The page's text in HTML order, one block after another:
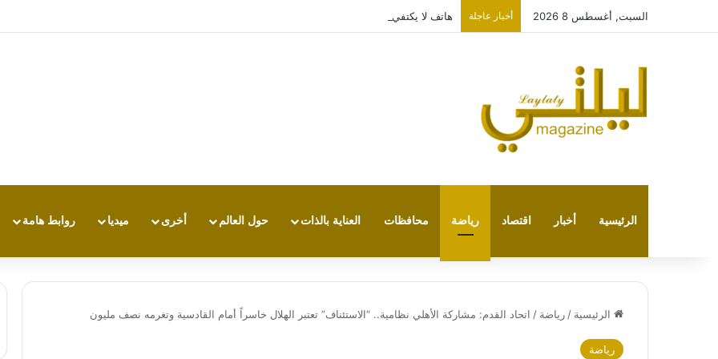
السبت, أغسطس 8 2026 أخبار عاجلة هاتف لا يكتفي بتشغيل نفسه: تجربة طاقة متقدمة مع HONOR X7e Plus 5G
الرئيسية أخبار اقتصاد رياضة محافظات العناية بالذات حول العالم أخرى ميديا روابط هامة
الرئيسية / رياضة / اتحاد القدم: مشاركة الأهلي نظامية.. “الاستئناف” تعتبر الهلال خاسراً أمام القادسية وتغرمه نصف مليون
رياضة